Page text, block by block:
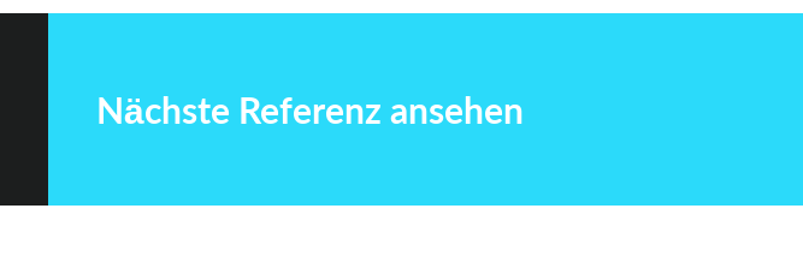
Nächste Referenz ansehen